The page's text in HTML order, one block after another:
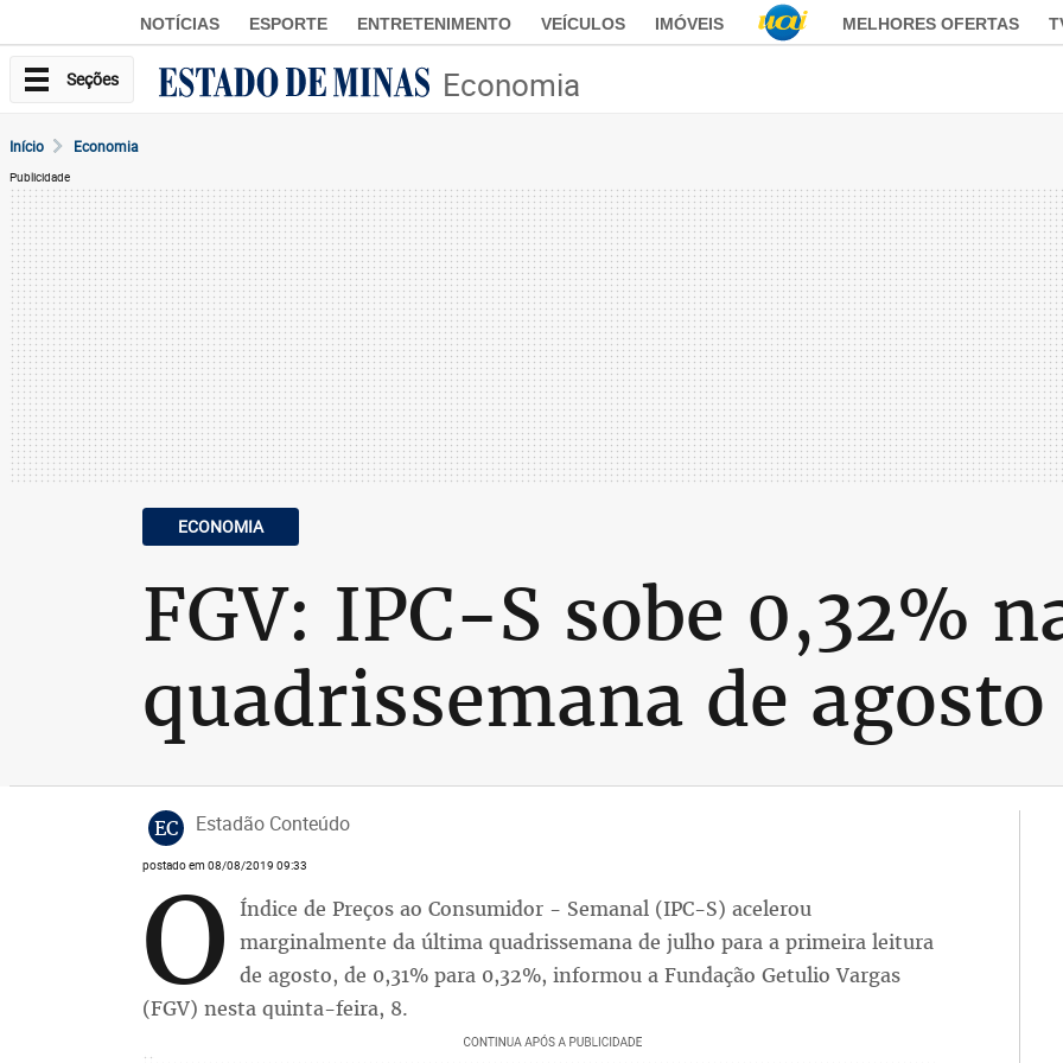
NOTÍCIAS ESPORTE ENTRETENIMENTO VEÍCULOS IMÓVEIS MELHORES OFERTAS
Seções Economia
Início Economia
Publicidade
ECONOMIA
FGV: IPC-S sobe 0,32%
quadrissemana de agosto
EC Estadão Conteúdo
postado em 08/08/2019 09:33
O
Índice de Preços ao Consumidor - Semanal (IPC-S) acelerou
marginalmente da última quadrissemana de julho para a primeira leitura
de agosto, de 0,31% para 0,32%, informou a Fundação Getulio Vargas
(FGV) nesta quinta-feira, 8.